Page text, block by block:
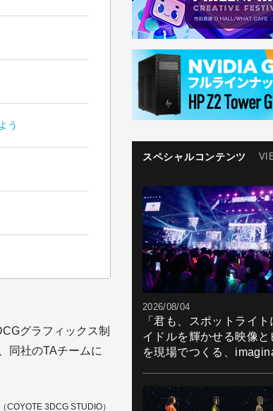
う
グラフィックス制
同社のTAチームに
COYOTE 3DCG STUDIO）
スペシャルコンテンツ
2026/08/04
「君も、スポットライ
イドルを輝かせる映像と
を現場でつくる、